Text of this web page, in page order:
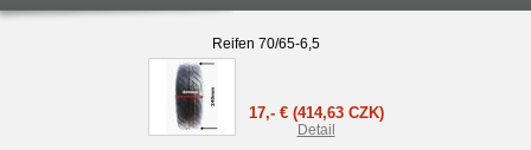
Reifen 70/65-6,5
17,- € (414,63 CZK)
Detail